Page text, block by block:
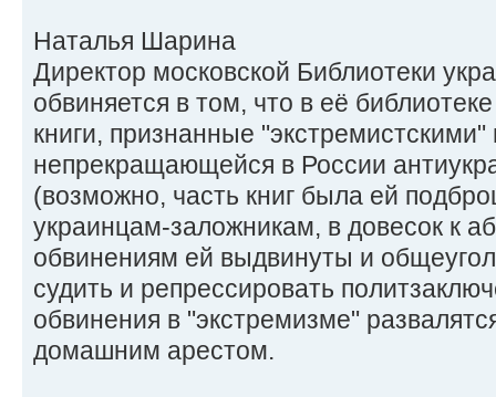
Наталья Шарина
Директор московской Библиотеки
обвиняется в том, что в её
книги, признанные "экстремистскими"
непрекращающейся в России
(возможно, часть книг была ей
украинцам-заложникам, в довесок к
обвинениям ей выдвинуты и
судить и репрессировать
обвинения в "экстремизме"
домашним арестом.